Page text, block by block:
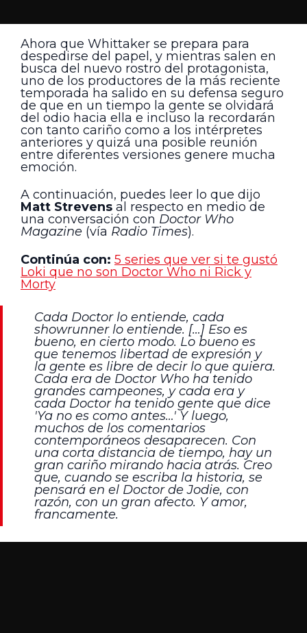
Ahora que Whittaker se prepara para
despedirse del papel, y mientras salen en
busca del nuevo rostro del protagonista,
uno de los productores de la más reciente
temporada ha salido en su defensa seguro
de que en un tiempo la gente se olvidará
del odio hacia ella e incluso la recordarán
con tanto cariño como a los intérpretes
anteriores y quizá una posible reunión
entre diferentes versiones genere mucha
emoción.
A continuación, puedes leer lo que dijo
Matt Strevens al respecto en medio de
una conversación con Doctor Who
Magazine (vía Radio Times).
Continúa con: 5 series que ver si te gustó
Loki que no son Doctor Who ni Rick y
Morty
Cada Doctor lo entiende, cada
showrunner lo entiende. […] Eso es
bueno, en cierto modo. Lo bueno es
que tenemos libertad de expresión y
la gente es libre de decir lo que quiera.
Cada era de Doctor Who ha tenido
grandes campeones, y cada era y
cada Doctor ha tenido gente que dice
'Ya no es como antes…' Y luego,
muchos de los comentarios
contemporáneos desaparecen. Con
una corta distancia de tiempo, hay un
gran cariño mirando hacia atrás. Creo
que, cuando se escriba la historia, se
pensará en el Doctor de Jodie, con
razón, con un gran afecto. Y amor,
francamente.